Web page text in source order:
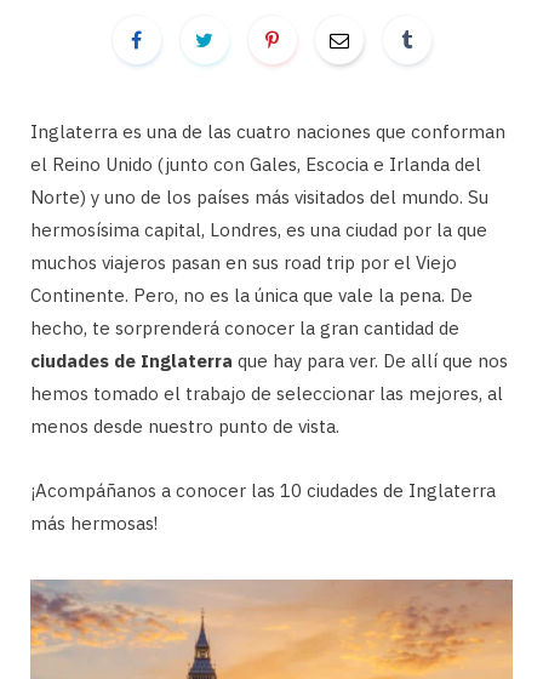
Inglaterra es una de las cuatro naciones que conforman
el Reino Unido (junto con Gales, Escocia e Irlanda del
Norte) y uno de los países más visitados del mundo. Su
hermosísima capital, Londres, es una ciudad por la que
muchos viajeros pasan en sus road trip por el Viejo
Continente. Pero, no es la única que vale la pena. De
hecho, te sorprenderá conocer la gran cantidad de
ciudades de Inglaterra que hay para ver. De allí que nos
hemos tomado el trabajo de seleccionar las mejores, al
menos desde nuestro punto de vista.
¡Acompáñanos a conocer las 10 ciudades de Inglaterra
más hermosas!